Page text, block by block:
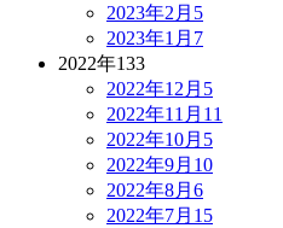
2023年2月 5
2023年1月 7
2022年133
2022年12月 5
2022年11月 11
2022年10月 5
2022年9月 10
2022年8月 6
2022年7月 15